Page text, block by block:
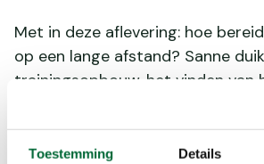
Toestemming Details
Met in deze aflevering: hoe
op een lange afstand? Sanne
trainingsopbouw, het vinden van
het belang van rustmomenten
planning. Praktische tips en
ervaringen helpen je op weg naar